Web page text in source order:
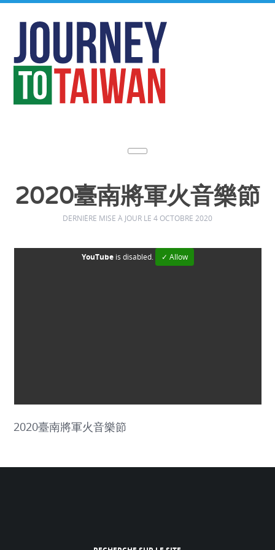
2020臺南將軍火音樂節
DERNIÈRE MISE À JOUR LE 4 OCTOBRE 2020
YouTubeis disabled. ✓ Allow
2020臺南將軍火音樂節